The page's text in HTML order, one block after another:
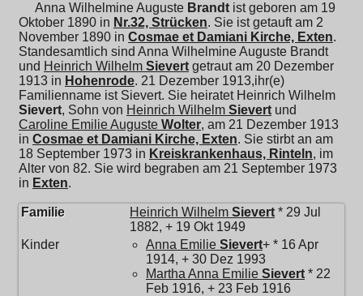
Anna Wilhelmine Auguste Brandt ist geboren am 19
Oktober 1890 in Nr.32, Strücken. Sie ist getauft am 2
November 1890 in Cosmae et Damiani Kirche, Exten.
Standesamtlich sind Anna Wilhelmine Auguste Brandt
und Heinrich Wilhelm Sievert getraut am 20 Dezember
1913 in Hohenrode. 21 Dezember 1913,ihr(e)
Familienname ist Sievert. Sie heiratet Heinrich Wilhelm
Sievert, Sohn von Heinrich Wilhelm Sievert und
Caroline Emilie Auguste Wolter, am 21 Dezember 1913
in Cosmae et Damiani Kirche, Exten. Sie stirbt an am
18 September 1973 in Kreiskrankenhaus, Rinteln, im
Alter von 82. Sie wird begraben am 21 September 1973
in Exten.
Familie Heinrich Wilhelm Sievert * 29 Jul
1882, + 19 Okt 1949
Kinder
Anna Emilie Sievert+ * 16 Apr
1914, + 30 Dez 1993
Martha Anna Emilie Sievert * 22
Feb 1916, + 23 Feb 1916